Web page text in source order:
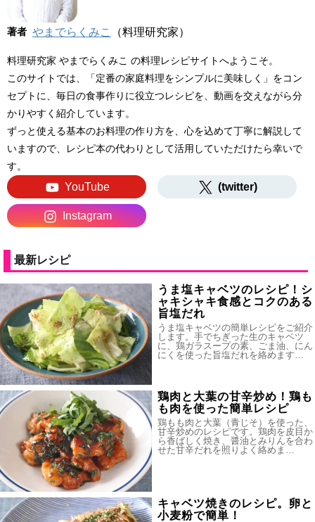
著者 やまでらくみこ （料理研究家）
料理研究家 やまでらくみこ の料理レシピサイトへようこそ。
このサイトでは、「定番の家庭料理をシンプルに美味しく」をコン
セプトに、毎日の食事作りに役立つレシピを、動画を交えながら分
かりやすく紹介しています。
ずっと使える基本のお料理の作り方を、心を込めて丁寧に解説して
いますので、レシピ本の代わりとして活用していただけたら幸いで
す。
YouTube (twitter)
Instagram
最新レシピ
うま塩キャベツのレシピ！シ
ャキシャキ食感とコクのある
旨塩だれ
うま塩キャベツの簡単レシピをご紹介
します。手でちぎった生のキャベツ
に、鶏ガラスープの素、ごま油、にん
にくを使った旨塩だれを絡めます…
鶏肉と大葉の甘辛炒め！鶏も
も肉を使った簡単レシピ
鶏もも肉と大葉（青じそ）を使った、
甘辛炒めのレシピです。鶏肉を皮目か
ら香ばしく焼き、醤油とみりんを合わ
せた甘辛だれを照りよく絡めま…
キャベツ焼きのレシピ。卵と
小麦粉で簡単！